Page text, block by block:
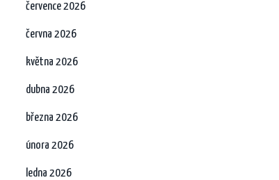
července 2026
června 2026
května 2026
dubna 2026
března 2026
února 2026
ledna 2026